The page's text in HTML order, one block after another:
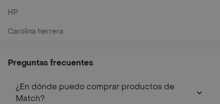
HP
Carolina herrera
Preguntas frecuentes
¿En dónde puedo comprar productos de
Match?